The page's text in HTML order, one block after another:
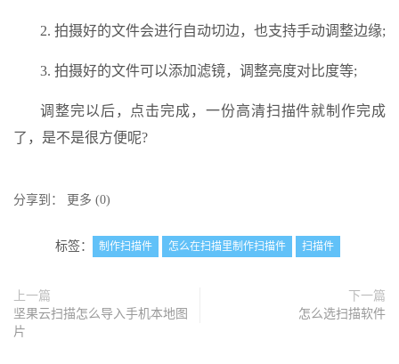
2. 拍摄好的文件会进行自动切边，也支持手动调整边缘;
3. 拍摄好的文件可以添加滤镜，调整亮度对比度等;
调整完以后，点击完成，一份高清扫描件就制作完成
了，是不是很方便呢?
分享到： 更多 (0)
标签： 制作扫描件 怎么在扫描里制作扫描件 扫描件
上一篇
坚果云扫描怎么导入手机本地图
片
下一篇
怎么选扫描软件